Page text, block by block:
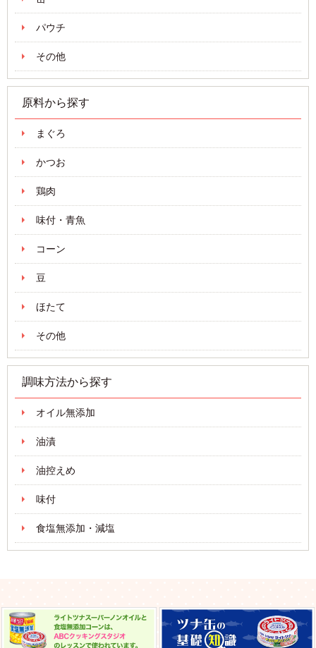
パウチ
その他
原料から探す
まぐろ
かつお
鶏肉
味付・青魚
コーン
豆
ほたて
その他
調味方法から探す
オイル無添加
油漬
油控えめ
味付
食塩無添加・減塩